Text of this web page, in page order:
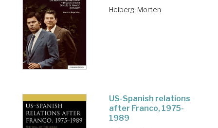
Heiberg, Morten
US-Spanish relations
after Franco, 1975-
1989